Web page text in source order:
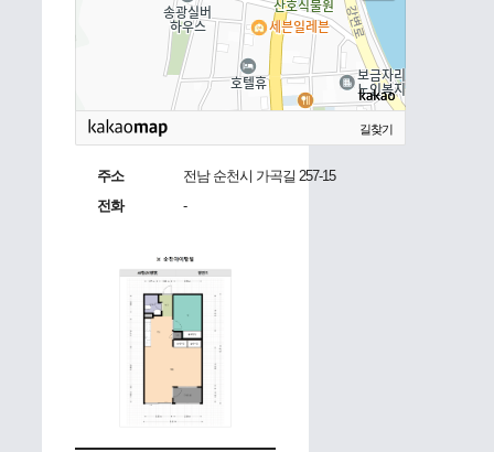
길찾기
주소
전남 순천시 가곡길 257-15
전화
-